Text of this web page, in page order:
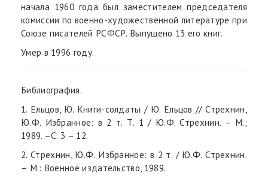
начала 1960 года был заместителем председателя
комиссии по военно-художественной литературе при
Союзе писателей РСФСР. Выпущено 13 его книг.
Умер в 1996 году.
Библиография.
1. Ельцов, Ю. Книги-солдаты / Ю. Ельцов // Стрехнин,
Ю.Ф. Избранное: в 2 т. Т. 1 / Ю.Ф. Стрехнин. – М.;
1989. –С. 3 – 12.
2. Стрехнин, Ю.Ф. Избранное: в 2 т. / Ю.Ф. Стрехнин.
– М.: Военное издательство, 1989.